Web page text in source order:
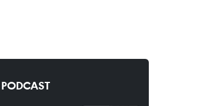
PODCAST